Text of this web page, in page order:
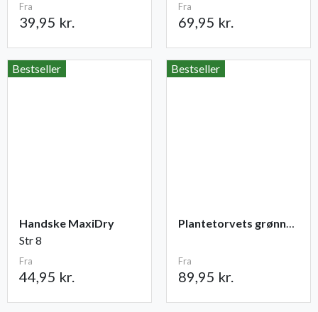
Fra
39,95 kr.
Fra
69,95 kr.
Bestseller
Handske MaxiDry
Str 8
Fra
44,95 kr.
Bestseller
Plantetorvets grønne vandingspose 75 liter
Fra
89,95 kr.